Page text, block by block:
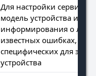
Для настройки сервиса
модель устройства и
информирования о
известных ошибках,
специфических для этого
устройства